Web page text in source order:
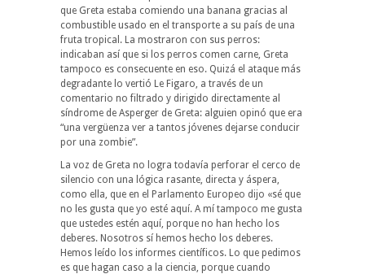
que Greta estaba comiendo una banana gracias al
combustible usado en el transporte a su país de una
fruta tropical. La mostraron con sus perros:
indicaban así que si los perros comen carne, Greta
tampoco es consecuente en eso. Quizá el ataque más
degradante lo vertió Le Figaro, a través de un
comentario no filtrado y dirigido directamente al
síndrome de Asperger de Greta: alguien opinó que era
“una vergüenza ver a tantos jóvenes dejarse conducir
por una zombie”.
La voz de Greta no logra todavía perforar el cerco de
silencio con una lógica rasante, directa y áspera,
como ella, que en el Parlamento Europeo dijo «sé que
no les gusta que yo esté aquí. A mí tampoco me gusta
que ustedes estén aquí, porque no han hecho los
deberes. Nosotros sí hemos hecho los deberes.
Hemos leído los informes científicos. Lo que pedimos
es que hagan caso a la ciencia, porque cuando